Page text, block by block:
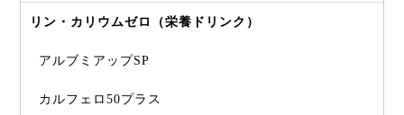
リン・カリウムゼロ（栄養ドリンク）
アルブミアップSP
カルフェロ50プラス